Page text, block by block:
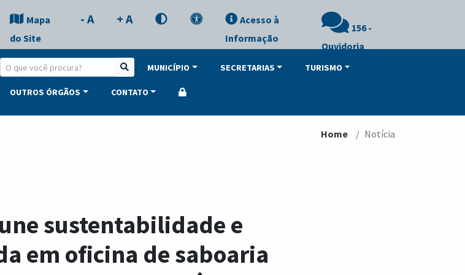
Mapa
do Site
- A + A
Acesso à
Informação
156 -
Ouvidoria
MUNICÍPIO SECRETARIAS TURISMO
OUTROS ÓRGÃOS CONTATO
Home Notícia
sustentabilidade e
em oficina de saboaria